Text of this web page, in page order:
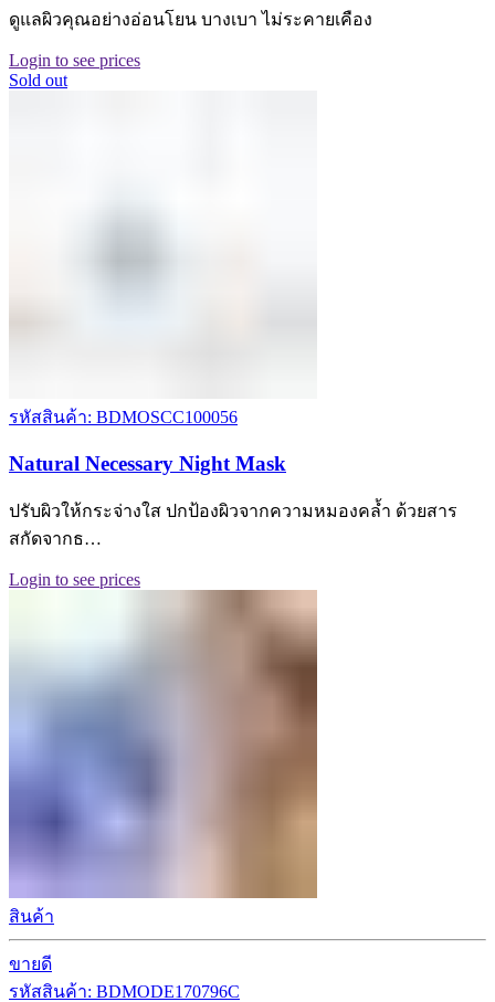
ดูแลผิวคุณอย่างอ่อนโยน บางเบา ไม่ระคายเคือง
Login to see prices
Sold out
รหัสสินค้า: BDMOSCC100056
Natural Necessary Night Mask
ปรับผิวให้กระจ่างใส ปกป้องผิวจากความหมองคล้ำ ด้วยสาร
สกัดจากธ…
Login to see prices
สินค้า
ขายดี
รหัสสินค้า: BDMODE170796C